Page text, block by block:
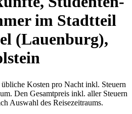
im Stadtteil
(Lauenburg),
Kosten pro Nacht inkl. Steuern
Den Gesamtpreis inkl. aller Steuern
Auswahl des Reisezeitraums.